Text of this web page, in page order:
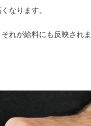
なります。
れが給料にも反映されま